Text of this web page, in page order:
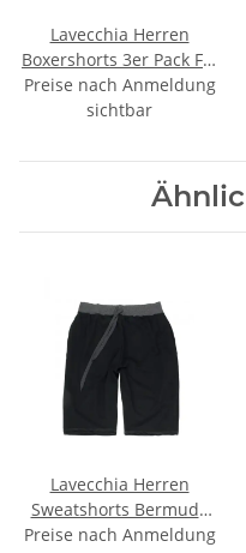
Lavecchia Herren
Boxershorts 3er Pack FL-
1020 (Anthrazit, 5XL)
Preise nach Anmeldung
sichtbar
Lavecchia Herren
Sweatshorts Bermuda
LV-2019
Preise nach Anmeldung